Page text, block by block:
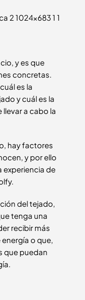
y es que
concretas.
es la
y cuál es la
llevar a cabo la
hay factores
y por ello
experiencia de
del tejado,
tenga una
recibir más
o que,
que puedan